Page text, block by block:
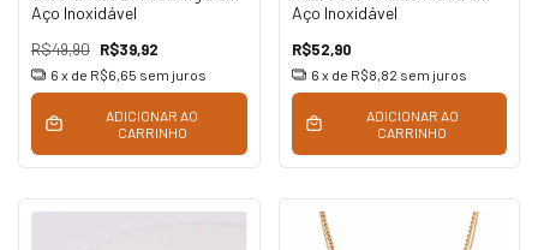
Aço Inoxidável
R$49,90 R$39,92
6 x de R$6,65 sem juros
ADICIONAR AO
CARRINHO
Aço Inoxidável
R$52,90
6 x de R$8,82 sem juros
ADICIONAR AO
CARRINHO